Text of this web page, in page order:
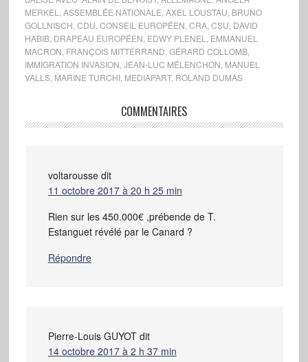
MERKEL
ASSEMBLÉE NATIONALE AXEL LOUSTAU BRUNO
GOLLNISCH CDU CONSEIL EUROPÉEN CRA, CSU DAVID
HABIB, DRAPEAU EUROPÉEN EDWY PLENEL
EMMANUEL
MACRON FRANÇOIS MITTERRAND GÉRARD COLLOMB,
IMMIGRATION INVASION JEAN-LUC MÉLENCHON MANUEL
VALLS, MARINE TURCHI, MEDIAPART, ROLAND DUMAS
COMMENTAIRES
voltarousse dit
11 octobre 2017 à 20 h 25 min
Rien sur les 450.000€ ,prébende de T.
Estanguet révélé par le Canard ?
Répondre
Pierre-Louis GUYOT dit
14 octobre 2017 à 2 h 37 min